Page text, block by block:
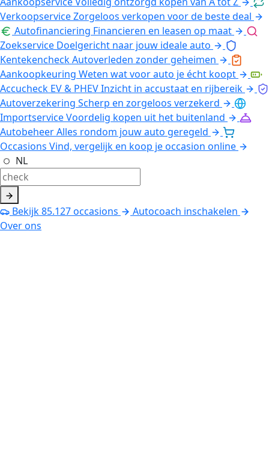
VerkoopserviceZorgeloos verkopen voor de beste deal
Autofinanciering Financieren en leasen op maat
Zoekservice Doelgericht naar jouw ideale auto
KentekencheckAutoverleden zonder geheimen
Aankoopkeuring Weten wat voor auto je écht koopt
Accucheck EV & PHEVInzicht in accustaat en rijbereik
Autoverzekering Scherp en zorgeloos verzekerd
ImportserviceVoordelig kopen uit het buitenland
AutobeheerAlles rondom jouw auto geregeld
Occasions Vind, vergelijk en koop je occasion online
NL
Bekijk85.127occasions
Autocoach inschakelen
Over ons